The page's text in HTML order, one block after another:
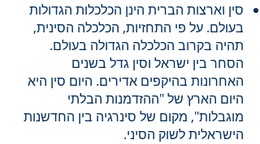
סין וארצות הברית הינן הכלכלות הגדולות
בעולם. על פי התחזיות, הכלכלה הסינית,
תהיה בקרוב הכלכלה הגדולה בעולם.
הסחר בין ישראל וסין גדל בשנים
האחרונות בהיקפים אדירים. היום סין היא
היום הארץ של "ההזדמנות הבלתי
מוגבלות", מקום של סינרגיה בין החדשנות
הישראלית לשוק הסיני.